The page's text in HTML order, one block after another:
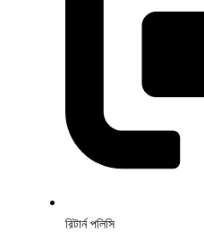
রিটার্ন পলিসি